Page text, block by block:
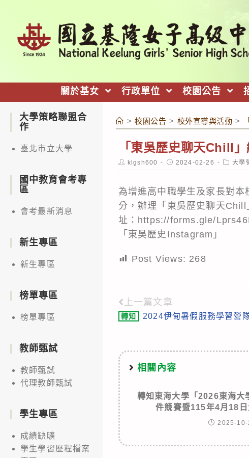
關於基女 行政單位 校園公告
> 校園公告 > 校外宣導與活動 >
「東吳歷史聊天Chill
Post
author:
klgsh600
Post
published:
2024-02-26
Post大學
為增進高中職學生及家長對
分，辦理「東吳歷史聊天
址： https://forms.gle/
「東吳歷史Instagram」
Post Views: 268
Read
more
上一篇文章
轉知 2024伊甸暑假服務學習營
相關內容
轉知東海大學「2026東海大
件競賽暨115年4月18
2025-10-
大學策略聯盟合
作
臺北市立大學
國中教育會考專
區
會考最新消息
新生專區
新生專區
榜單專區
榜單專區
教師甄試
教師甄試
代理教師甄試
學生專區
成績缺曠
學生學習歷程檔案